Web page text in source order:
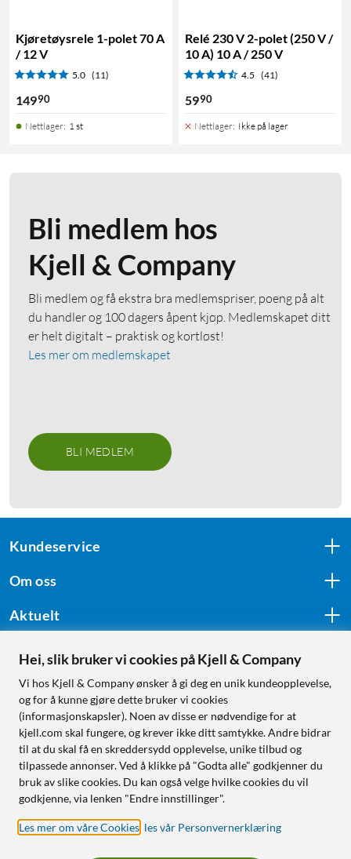
Kjøretøysrele 1-polet 70 A
/ 12 V
5.0 (11)
14990
Nettlager: 1 st
Relé 230 V 2-polet (250 V /
10 A) 10 A / 250 V
4.5 (41)
5990
Nettlager: Ikke på lager
Bli medlem hos
Kjell & Company
Bli medlem og få ekstra bra medlemspriser, poeng på alt
du handler og 100 dagers åpent kjøp. Medlemskapet ditt
er helt digitalt – praktisk og kortløst!
Les mer om medlemskapet
BLI MEDLEM
Kundeservice
Om oss
Aktuelt
Følg oss
Handle fra:
Sverige
Norge
Hei, slik bruker vi cookies på Kjell & Company
Vi hos Kjell & Company ønsker å gi deg en unik kundeopplevelse,
og for å kunne gjøre dette bruker vi cookies
(informasjonskapsler). Noen av disse er nødvendige for at
kjell.com skal fungere, og krever ikke ditt samtykke. Andre bidrar
til at du skal få en skreddersydd opplevelse, unike tilbud og
tilpassede annonser. Ved å klikke på "Godta alle" godkjenner du
bruk av slike cookies. Du kan også velge hvilke cookies du vil
godkjenne, via lenken "Endre innstillinger".
Les mer om våre Cookies les vår Personvernerklæring